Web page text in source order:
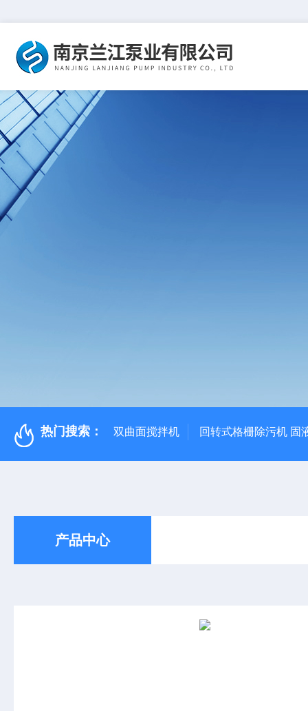
热门搜索： 双曲面搅拌机 回转式格栅除污机 固
产品中心